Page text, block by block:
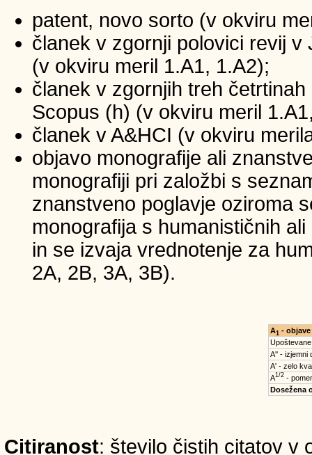
patent, novo sorto (v okviru
članek v zgornji polovici revij
(v okviru meril 1.A1, 1.A2);
članek v zgornjih treh
Scopus (h) (v okviru meril
članek v A&HCI (v okviru
objavo monografije ali
monografiji pri založbi s
znanstveno poglavje oziroma
monografija s humanističnih
in se izvaja vrednotenje za
2A, 2B, 3A, 3B).
A1 - objave
A'' - izjemni
A' - zelo
A1/2-
Dosežena
Citiranost: število čistih citatov v